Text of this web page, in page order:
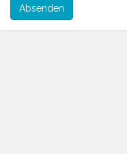
Absenden